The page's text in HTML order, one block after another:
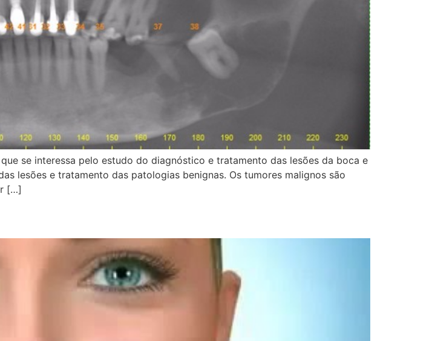
se interessa pelo estudo do diagnóstico e tratamento das lesões da boca e
lesões e tratamento das patologias benignas. Os tumores malignos são
[…]